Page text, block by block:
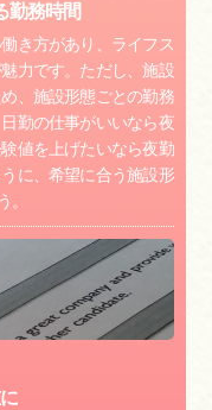
勤務時間
き方があり、ライフス
力です。ただし、施設
、施設形態ごとの勤務
勤の仕事がいいなら夜
値を上げたいなら夜勤
に、希望に合う施設形
。